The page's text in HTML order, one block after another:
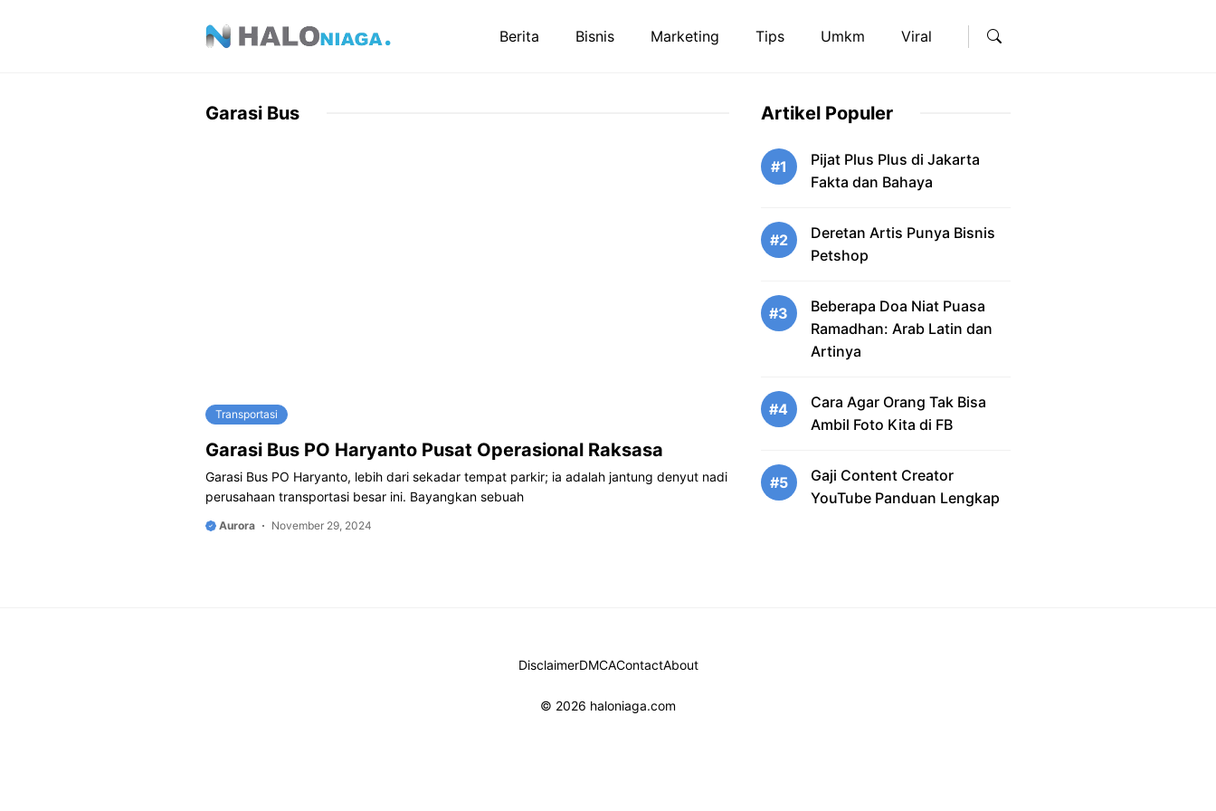
Berita Bisnis Marketing Tips Umkm Viral
Garasi Bus
Transportasi
Garasi Bus PO Haryanto Pusat Operasional Raksasa
Garasi Bus PO Haryanto, lebih dari sekadar tempat parkir; ia adalah jantung denyut nadi
perusahaan transportasi besar ini. Bayangkan sebuah
Aurora November 29, 2024
Artikel Populer
#1
Pijat Plus Plus di Jakarta
Fakta dan Bahaya
#2
Deretan Artis Punya Bisnis
Petshop
#3
Beberapa Doa Niat Puasa
Ramadhan: Arab Latin dan
Artinya
#4
Cara Agar Orang Tak Bisa
Ambil Foto Kita di FB
#5
Gaji Content Creator
YouTube Panduan Lengkap
DisclaimerDMCAContactAbout
© 2026 haloniaga.com